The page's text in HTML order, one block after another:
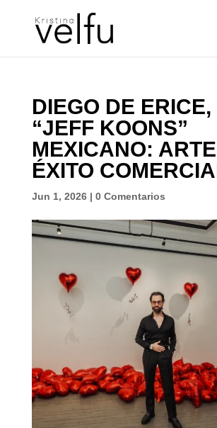
DIEGO DE ERICE,
“JEFF KOONS”
MEXICANO:
ÉXITO
Jun 1, 2026| 0 Comentarios